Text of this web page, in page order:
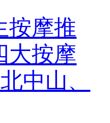
按摩推
大按摩
中山、